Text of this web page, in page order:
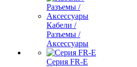
Кабели /
Разъемы /
Аксессуары
Серия FR-E